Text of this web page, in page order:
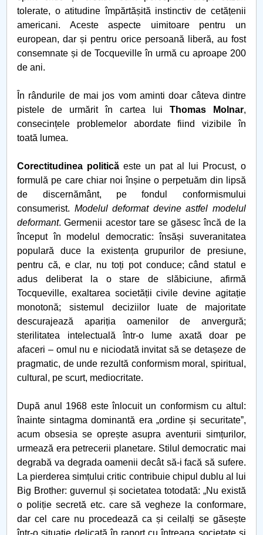
Când „a fost odată” devine „se-ntâmplă acum”
Transporturile
„Ciuma Antonină”
Ciuma lui Justinian
Epidemia de la Atena
Ciuma din vremea lui Caragea Vodă
Nevoia de coeziune a UE
Economia României în 2020
10 Mai 1866
Admitere UPIT 2020 online
Metode statistice - lansare de carte
Atestarea documentară a Piteştiului (20 mai 1388)
Constantin cel Mare
ŞI ACUM ÎNCOTRO?
De ce avem nevoie de bătrâni
4 fețe ale lui Mihai Eminescu
Vocabularul în vremea pandemiei
Despre "a te ține de cuvânt"
tolerate, o atitudine împărtășită instinctiv de cetățenii
americani. Aceste aspecte uimitoare pentru un
european, dar și pentru orice persoană liberă, au fost
consemnate și de Tocqueville în urmă cu aproape 200
de ani.
În rândurile de mai jos vom aminti doar câteva dintre
pistele de urmărit în cartea lui Thomas Molnar,
consecințele problemelor abordate fiind vizibile în
toată lumea.
Corectitudinea politică este un pat al lui Procust, o
formulă pe care chiar noi înșine o perpetuăm din lipsă
de discernământ, pe fondul conformismului
consumerist. Modelul deformat devine astfel modelul
deformant. Germenii acestor tare se găsesc încă de la
început în modelul democratic: însăși suveranitatea
populară duce la existența grupurilor de presiune,
pentru că, e clar, nu toți pot conduce; când statul e
adus deliberat la o stare de slăbiciune, afirmă
Tocqueville, exaltarea societății civile devine agitație
monotonă; sistemul deciziilor luate de majoritate
descurajează apariția oamenilor de anvergură;
sterilitatea intelectuală într-o lume axată doar pe
afaceri – omul nu e niciodată invitat să se detașeze de
pragmatic, de unde rezultă conformism moral, spiritual,
cultural, pe scurt, mediocritate.
După anul 1968 este înlocuit un conformism cu altul:
înainte sintagma dominantă era „ordine și securitateˮ,
acum obsesia se oprește asupra aventurii simțurilor,
urmează era petrecerii planetare. Stilul democratic mai
degrabă va degrada oamenii decât să-i facă să sufere.
La pierderea simțului critic contribuie chipul dublu al lui
Big Brother: guvernul și societatea totodată: „Nu există
o poliție secretă etc. care să vegheze la conformare,
dar cel care nu procedează ca și ceilalți se găsește
într-o situație delicată în raport cu întreaga societate și